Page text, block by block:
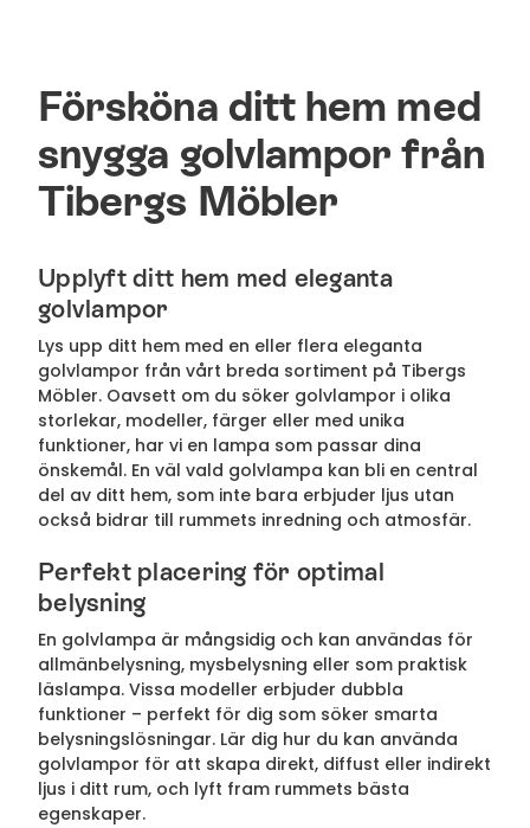
Försköna ditt hem med
snygga golvlampor från
Tibergs Möbler
Upplyft ditt hem med eleganta
golvlampor
Lys upp ditt hem med en eller flera eleganta
golvlampor från vårt breda sortiment på Tibergs
Möbler. Oavsett om du söker golvlampor i olika
storlekar, modeller, färger eller med unika
funktioner, har vi en lampa som passar dina
önskemål. En väl vald golvlampa kan bli en central
del av ditt hem, som inte bara erbjuder ljus utan
också bidrar till rummets inredning och atmosfär.
Perfekt placering för optimal
belysning
En golvlampa är mångsidig och kan användas för
allmänbelysning, mysbelysning eller som praktisk
läslampa. Vissa modeller erbjuder dubbla
funktioner – perfekt för dig som söker smarta
belysningslösningar. Lär dig hur du kan använda
golvlampor för att skapa direkt, diffust eller indirekt
ljus i ditt rum, och lyft fram rummets bästa
egenskaper.